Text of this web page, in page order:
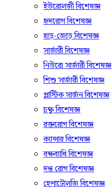
ইউরোলজী বিশেষজ্ঞ
হৃদরোগ বিশেষজ্ঞ
হাড়-জোড় বিশেষজ্ঞ
সার্জারী বিশেষজ্ঞ
নিউরো সার্জারী বিশেষজ্ঞ
শিশু সার্জারী বিশেষজ্ঞ
প্লাস্টিক সার্জন বিশেষজ্ঞ
চক্ষু বিশেষজ্ঞ
রক্তরোগ বিশেষজ্ঞ
ক্যান্সার বিশেষজ্ঞ
বক্ষব্যাধি বিশেষজ্ঞ
দন্ত রোগ বিশেষজ্ঞ
হেপাটোলজি বিশেষজ্ঞ